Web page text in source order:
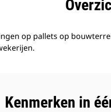
op pallets op
Kenmerken in